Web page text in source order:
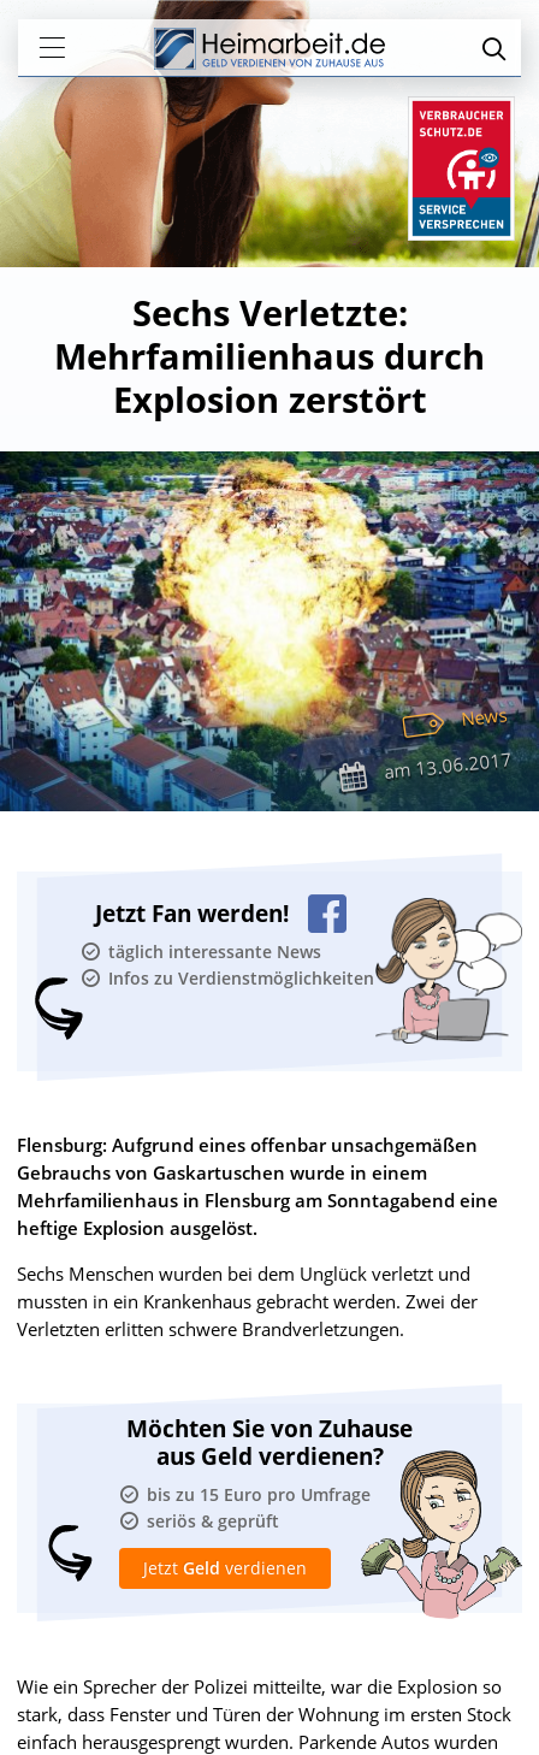
Sechs Verletzte:
Mehrfamilienhaus durch
Explosion zerstört
News
am13.06.2017
Jetzt Fan werden!
täglich interessante News
Infos zu Verdienstmöglichkeiten
Flensburg: Aufgrund eines offenbar unsachgemäßen
Gebrauchs von Gaskartuschen wurde in einem
Mehrfamilienhaus in Flensburg am Sonntagabend eine
heftige Explosion ausgelöst.
Sechs Menschen wurden bei dem Unglück verletzt und
mussten in ein Krankenhaus gebracht werden. Zwei der
Verletzten erlitten schwere Brandverletzungen.
Möchten Sie von Zuhause
aus Geld verdienen?
bis zu 15 Euro pro Umfrage
seriös & geprüft
Jetzt Geld verdienen
Wie ein Sprecher der Polizei mitteilte, war die Explosion so
stark, dass Fenster und Türen der Wohnung im ersten Stock
einfach herausgesprengt wurden. Parkende Autos wurden